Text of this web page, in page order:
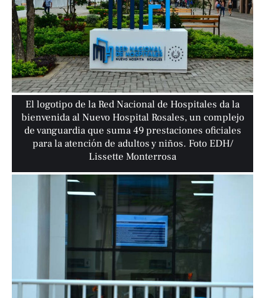
El logotipo de la Red Nacional de Hospitales da la
bienvenida al Nuevo Hospital Rosales, un complejo
de vanguardia que suma 49 prestaciones oficiales
para la atención de adultos y niños. Foto EDH/
Lissette Monterrosa